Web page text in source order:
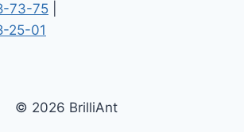
73-75
25-01
© 2026 BrilliAnt